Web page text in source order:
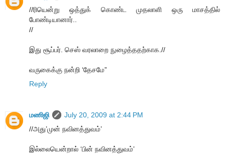
//ரியென்று ஒத்துக் கொண்ட முதலாளி ஒரு மாசத்தில்
போண்டியானார்..
//
இது சூப்பர். செஸ் வரலாறை நுழைத்ததற்காக.//
வருகைக்கு நன்றி ‘தேசமே”
Reply
மணிஜி
July 20, 2009 at 2:44 PM
//அது’முன் நவினத்துவம்’
இல்லையென்றால் ‘பின் நவினத்துவம்’